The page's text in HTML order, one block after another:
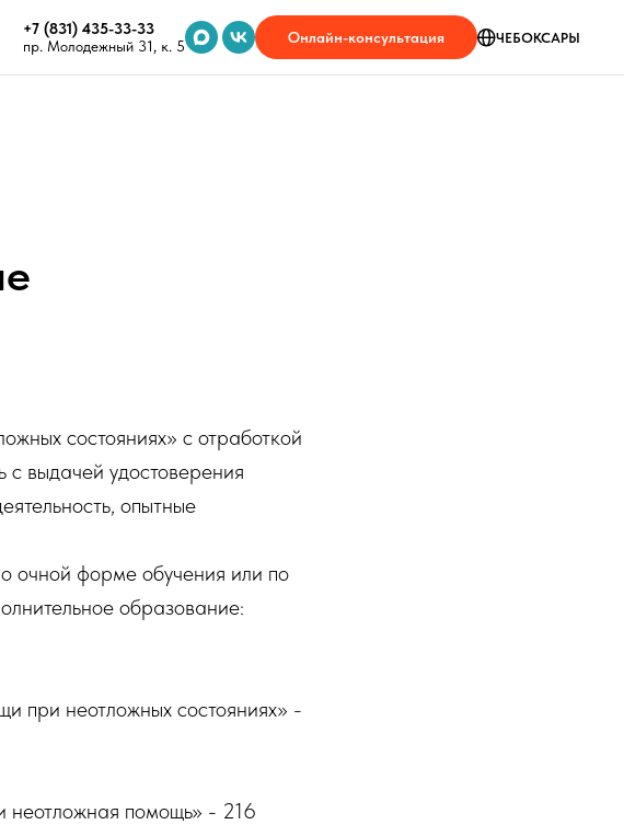
+7 (831) 435-33-33
пр. Молодежный 31, к. 5
Онлайн-консультация ЧЕБОКСАРЫ
состояниях» с отработкой
выдачей удостоверения
опытные
очной форме обучения или по
образование:
при неотложных состояниях» -
неотложная помощь» - 216